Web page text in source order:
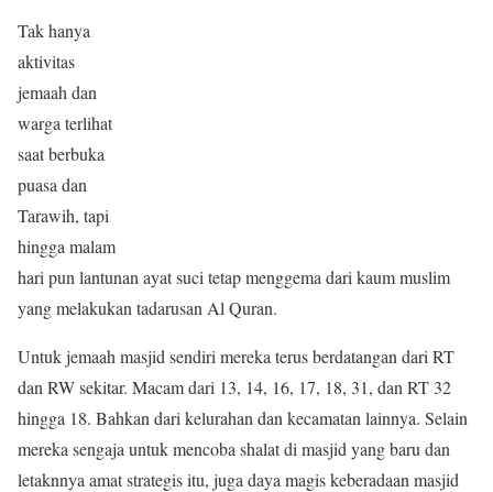
Tak hanya
aktivitas
jemaah dan
warga terlihat
saat berbuka
puasa dan
Tarawih, tapi
hingga malam
hari pun lantunan ayat suci tetap menggema dari kaum muslim
yang melakukan tadarusan Al Quran.
Untuk jemaah masjid sendiri mereka terus berdatangan dari RT
dan RW sekitar. Macam dari 13, 14, 16, 17, 18, 31, dan RT 32
hingga 18. Bahkan dari kelurahan dan kecamatan lainnya. Selain
mereka sengaja untuk mencoba shalat di masjid yang baru dan
letaknnya amat strategis itu, juga daya magis keberadaan masjid